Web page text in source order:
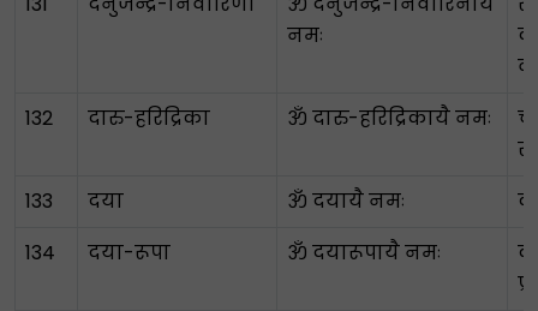
नमः
132
दारु-हरिद्रिका ॐ दारु-हरिद्रिकायै नमः
133
दया ॐ दयायै नमः
134
दया-रूपा ॐ दयारूपायै नमः